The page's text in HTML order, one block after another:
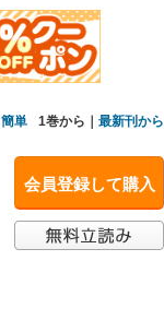
簡単 1巻から｜ 最新刊から
会員登録して購入